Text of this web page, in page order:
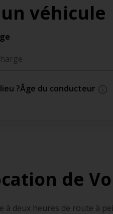
conducteur
véhicule
?Âge du conducteur
de
à deux heures de route à